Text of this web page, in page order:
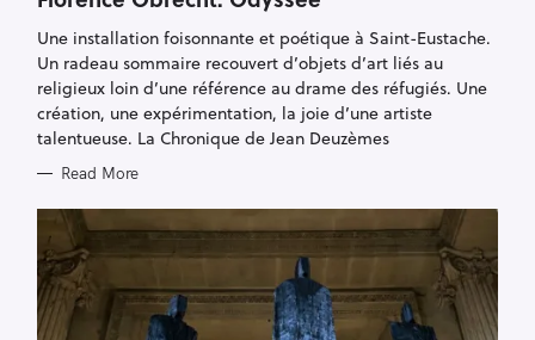
E
O
R
I
E
S
Une installation foisonnante et poétique à Saint-Eustache.
Un radeau sommaire recouvert d’objets d’art liés au
religieux loin d’une référence au drame des réfugiés. Une
création, une expérimentation, la joie d’une artiste
talentueuse. La Chronique de Jean Deuzèmes
Read More